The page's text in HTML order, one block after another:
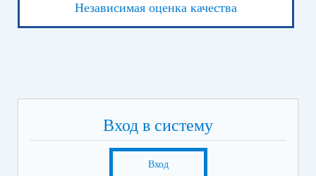
Независимая оценка качества
Вход в систему
Вход